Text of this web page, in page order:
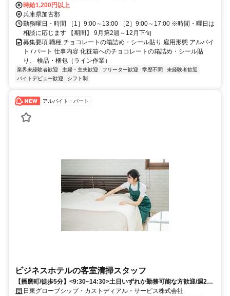
時給1,200円以上
兵庫県加古郡
勤務曜日・時間 ［1］9:00～13:00 ［2］9:00～17:00 ※時間・曜日は
相談に応じます 【期間】 9月第2週～12月下旬
募集要項 職種 チョコレートの箱詰め・シール貼り 雇用形態 アルバイ
ト / パート 仕事内容 化粧箱へのチョコレートの箱詰め・シール貼
り、 検品・梱包（ライン作業）
業界未経験者歓迎 主婦・主夫歓迎 フリーター歓迎 学歴不問
未経験者歓迎
バイトデビュー歓迎
シフト制
アルバイト・パート
ビジネスホテルの客室清掃スタッフ
【播磨町/徒歩5分】<9:30~14:30>土日いずれか勤務可能な方歓迎/週2日
～勤務OK/車通勤OK
日東グローブシップ・カストディアル・サービス株式会社